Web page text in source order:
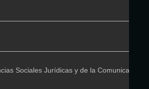
Sociales Jurídicas y de la Comunicación